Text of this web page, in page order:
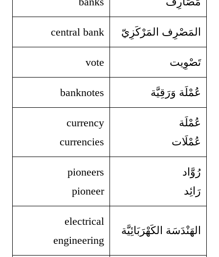
المَصْرِف المَرْكَزِيّ central bank
تَصْوِيت vote
عُمْلَة وَرَقِيَّة banknotes
عُمْلَة
عُمْلَات
currency
currencies
رُوَّاد
رَائِد
pioneers
pioneer
الهَنْدَسَة الكَهْرَبَائِيَّة
electrical
engineering